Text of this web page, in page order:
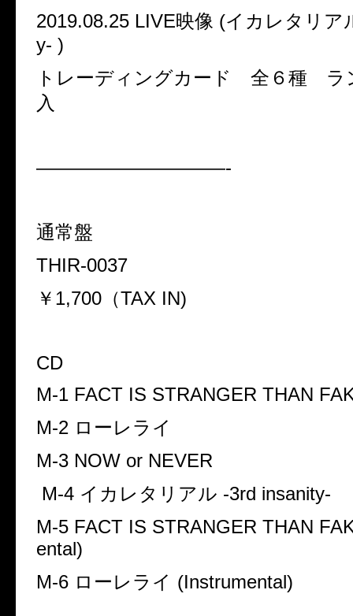
2019.08.25 LIVE映像 (イカレタリア
y- )
トレーディングカード 全６種 ラ
入
——————————-
通常盤
THIR-0037
￥ 1,700 （TAX IN)
CD
M-1 FACT IS STRANGER THAN
M-2 ローレライ
M-3 NOW or NEVER
M-4 イカレタリアル -3rd insanity-
M-5 FACT IS STRANGER THAN
ental)
M-6 ローレライ (Instrumental)